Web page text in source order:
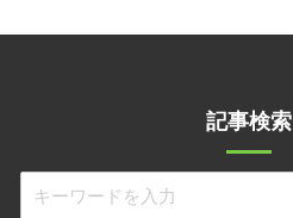
記事検索